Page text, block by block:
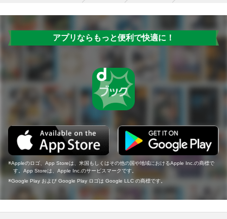
アプリならもっと便利で快適に！
Appleのロゴ、App Storeは、米国もしくはその他の国や地域におけるApple Inc.の商標で
す。App Storeは、Apple Inc.のサービスマークです。
Google Play および Google Play ロゴは Google LLC の商標です。